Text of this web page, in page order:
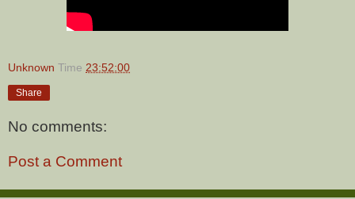
Unknown Time 23:52:00
Share
No comments:
Post a Comment